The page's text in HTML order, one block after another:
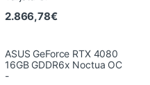
2.866,78€
ASUS GeForce RTX 4080
16GB GDDR6x Noctua OC
-